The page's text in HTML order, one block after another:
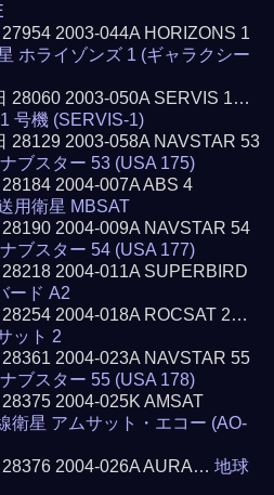
2003-044A HORIZONS 1
ホライゾンズ 1 (ギャラクシー
28060 2003-050A SERVIS 1…
号機 (SERVIS-1)
28129 2003-058A NAVSTAR 53
ブスター 53 (USA 175)
2004-007A ABS 4
用衛星 MBSAT
2004-009A NAVSTAR 54
ブスター 54 (USA 177)
2004-011A SUPERBIRD
ード A2
2004-018A ROCSAT 2…
ット 2
2004-023A NAVSTAR 55
ブスター 55 (USA 178)
2004-025K AMSAT
衛星 アムサット・エコー (AO-
28376 2004-026A AURA…地球